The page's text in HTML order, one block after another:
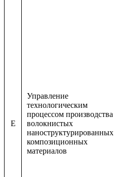
E
Управление
технологическим
процессом производства
волокнистых
наноструктурированных
композиционных
материалов